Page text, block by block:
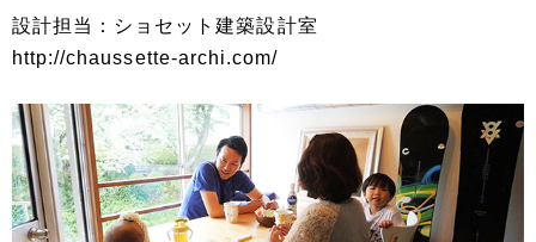
設計担当：ショセット建築設計室
http://chaussette-archi.com/